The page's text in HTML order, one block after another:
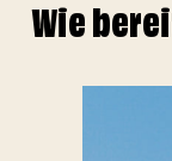
Wie